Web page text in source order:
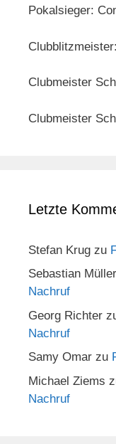
Pokalsieger:
Clubmeister
Clubmeister
Letzte
Stefan Krug zu
Sebastian Müller
Nachruf
Georg Richter
Nachruf
Samy Omar zu
Michael Ziems
Nachruf